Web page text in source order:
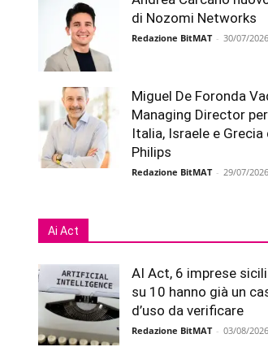
di Nozomi Networks
Redazione BitMAT - 30/07/2026
Miguel De Foronda
Managing Director per
Italia, Israele e Grecia
Philips
Redazione BitMAT - 29/07/2026
Ai Act
AI Act, 6 imprese
su 10 hanno già un
d’uso da verificare
Redazione BitMAT - 03/08/2026